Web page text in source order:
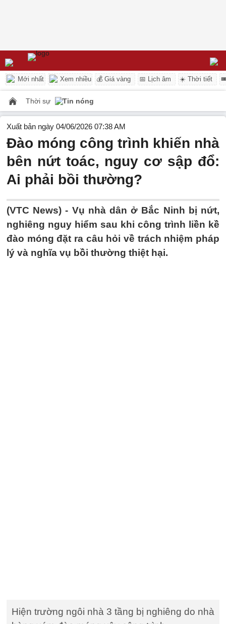
Mới nhất Xem nhiều 💰 Giá vàng 📅 Lịch âm ☀️ Thời tiết
Thời sự Tin nóng
Xuất bản ngày 04/06/2026 07:38 AM
Đào móng công trình khiến nhà
bên nứt toác, nguy cơ sập đổ:
Ai phải bồi thường?
(VTC News) - Vụ nhà dân ở Bắc Ninh bị nứt,
nghiêng nguy hiểm sau khi công trình liền kề
đào móng đặt ra câu hỏi về trách nhiệm pháp
lý và nghĩa vụ bồi thường thiệt hại.
Hiện trường ngôi nhà 3 tầng bị nghiêng do nhà